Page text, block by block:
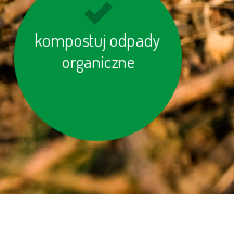
kompostuj odpady
organiczne
gaś niepotrzebne
światło